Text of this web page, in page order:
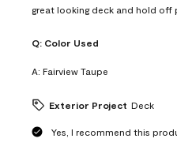
great looking deck and hold off
Q: Color Used
A: Fairview Taupe
Exterior Project Deck
Yes, I recommend this